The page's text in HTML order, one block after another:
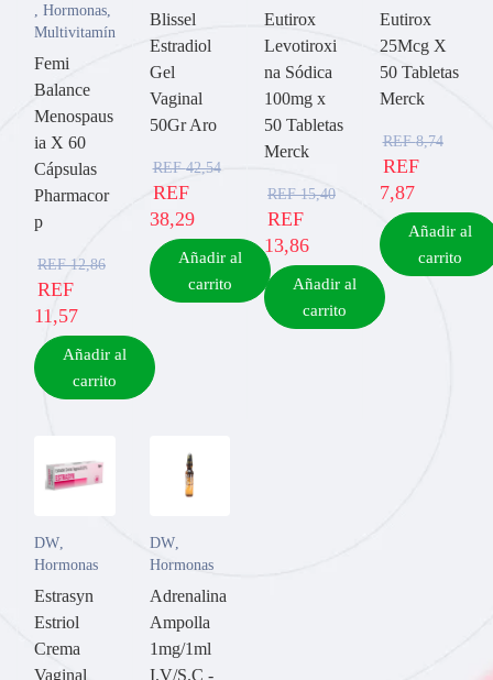
Hormonas
Multivitamínicos
Femi
Balance
Menospaus
ia X 60
Cápsulas
Pharmacor
p
REF12,86
REF
11,57
Añadir al
carrito
Blissel
Estradiol
Gel
Vaginal
50Gr Aro
REF42,54
REF
38,29
Añadir al
carrito
Eutirox
Levotiroxi
na Sódica
100mg x
50 Tabletas
Merck
REF15,40
REF
13,86
Añadir al
carrito
Eutirox
25Mcg X
50 Tabletas
Merck
REF8,74
REF
7,87
Añadir al
carrito
DW,
Hormonas
Estrasyn
Estriol
Crema
Vaginal
DW,
Hormonas
Adrenalina
Ampolla
1mg/1ml
I.V/S.C -